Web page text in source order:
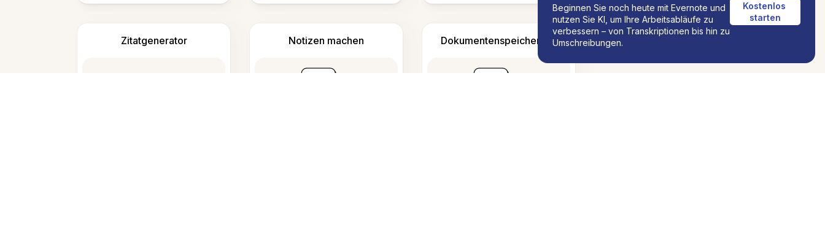
Zitatgenerator Notizen machen Dokumentenspeicherung
Beginnen Sie noch heute mit Evernote und
nutzen Sie KI, um Ihre Arbeitsabläufe zu
verbessern – von Transkriptionen bis hin zu
Umschreibungen.
Kostenlos
starten